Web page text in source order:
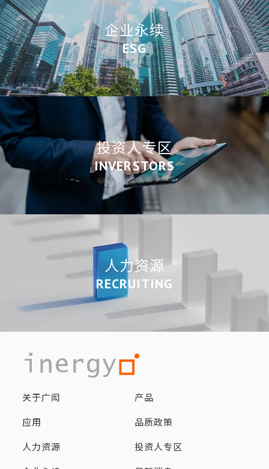
企业永续
ESG
投资人专区
INVERSTORS
人力资源
RECRUITING
关于广闳 产品
应用 品质政策
人力资源 投资人专区